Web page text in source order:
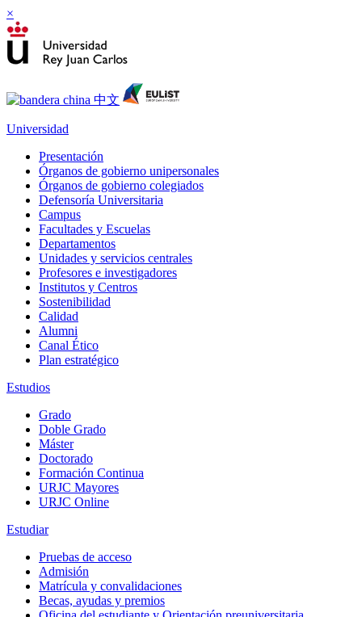
×
Universidad
Presentación
Órganos de gobierno unipersonales
Órganos de gobierno colegiados
Defensoría Universitaria
Campus
Facultades y Escuelas
Departamentos
Unidades y servicios centrales
Profesores e investigadores
Institutos y Centros
Sostenibilidad
Calidad
Alumni
Canal Ético
Plan estratégico
Estudios
Grado
Doble Grado
Máster
Doctorado
Formación Continua
URJC Mayores
URJC Online
Estudiar
Pruebas de acceso
Admisión
Matrícula y convalidaciones
Becas, ayudas y premios